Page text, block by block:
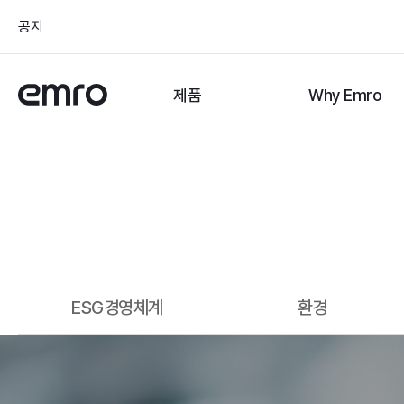
공지
제품 Why Emro
ESG경영체계 환경